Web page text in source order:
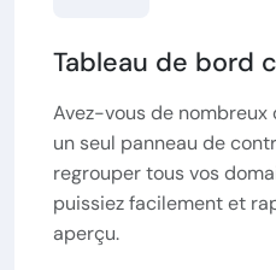
Tableau de bord
Avez-vous de nombreux
un seul panneau de
regrouper tous vos
puissiez facilement et
aperçu.